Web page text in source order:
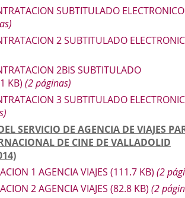
SUBTITULADO ELECTRONICO
2 SUBTITULADO
2BIS SUBTITULADO
KB) (2 páginas)
3 SUBTITULADO
SERVICIO DE AGENCIA DE VIAJES
DE CINE DE VALLADOLID
1 AGENCIA VIAJES (111.7 KB) (2
2 AGENCIA VIAJES (82.8 KB) (2